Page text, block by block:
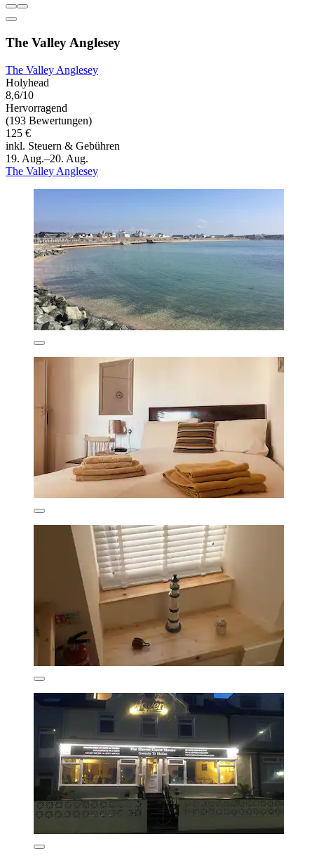
The Valley Anglesey
The Valley Anglesey
Holyhead
8,6/10
Hervorragend
(193 Bewertungen)
125 €
inkl. Steuern & Gebühren
19. Aug.–20. Aug.
The Valley Anglesey